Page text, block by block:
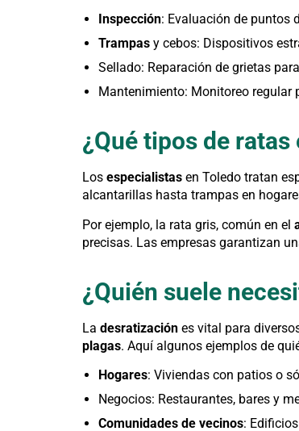
Inspección: Evaluación de puntos
Trampas y cebos: Dispositivos
Sellado: Reparación de grietas
Mantenimiento: Monitoreo regular
¿Qué tipos de
Los especialistas en Toledo tratan
alcantarillas hasta trampas en
Por ejemplo, la rata gris, común en el
precisas. Las empresas garantizan
¿Quién suele
La desratización es vital para
plagas. Aquí algunos ejemplos de
Hogares: Viviendas con patios o
Negocios: Restaurantes, bares y
Comunidades de vecinos: